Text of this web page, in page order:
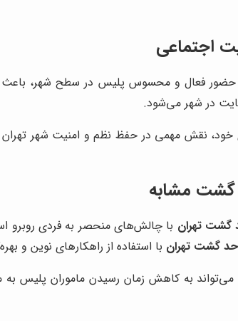
اجتماعی
حضور فعال و محسوس پلیس در سطح شهر،
در شهر می‌شود.
نقش مهمی در حفظ نظم و امنیت شهر تهران
گشت مشابه
گشت تهران با چالش‌های منحصر به فردی روبرو
گشت تهران با استفاده از راهکارهای نوین و
می‌تواند به کاهش زمان رسیدن ماموران پلیس